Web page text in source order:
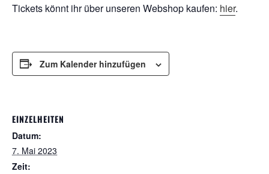
Tickets könnt ihr über unseren Webshop kaufen: hier.
Zum Kalender hinzufügen
EINZELHEITEN
Datum:
7. Mai 2023
Zeit: